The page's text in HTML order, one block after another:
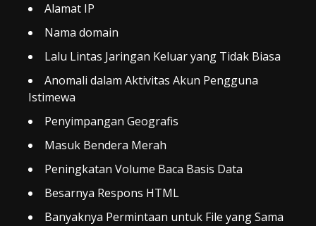
Alamat IP
Nama domain
Lalu Lintas Jaringan Keluar yang Tidak Biasa
Anomali dalam Aktivitas Akun Pengguna
Istimewa
Penyimpangan Geografis
Masuk Bendera Merah
Peningkatan Volume Baca Basis Data
Besarnya Respons HTML
Banyaknya Permintaan untuk File yang Sama